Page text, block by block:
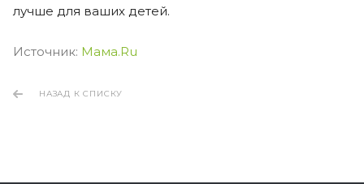
лучше для ваших детей.
Источник: Мама.Ru
НАЗАД К СПИСКУ